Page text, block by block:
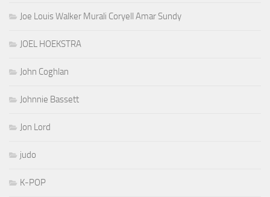
Joe Louis Walker Murali Coryell Amar Sundy
JOEL HOEKSTRA
John Coghlan
Johnnie Bassett
Jon Lord
judo
K-POP